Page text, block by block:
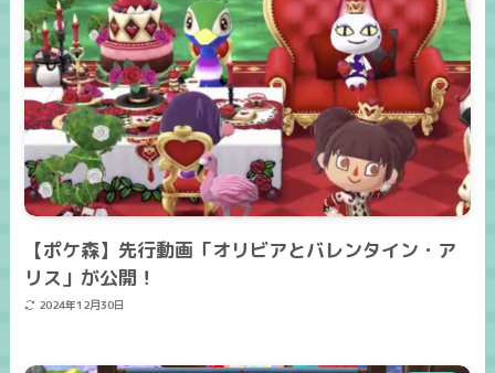
【ポケ森】先行動画「オリビアとバレンタイン・ア
リス」が公開！
2024年12月30日